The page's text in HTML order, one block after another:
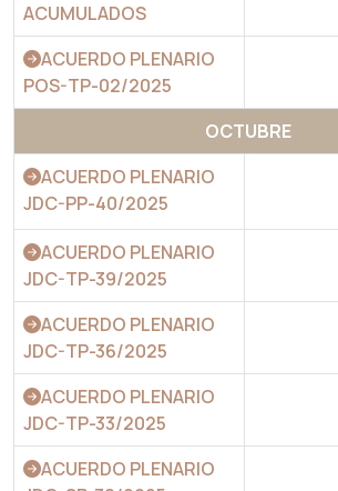
ACUMULADOS
ACUERDO PLENARIO
POS-TP-02/2025
OCTUBRE
ACUERDO PLENARIO
JDC-PP-40/2025
ACUERDO PLENARIO
JDC-TP-39/2025
ACUERDO PLENARIO
JDC-TP-36/2025
ACUERDO PLENARIO
JDC-TP-33/2025
ACUERDO PLENARIO